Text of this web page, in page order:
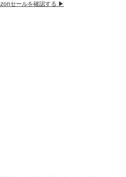
セールを確認する ▶︎